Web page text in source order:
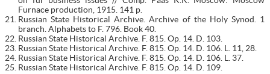
Furnace production, 1915. 141 p.
Russian State Historical Archive. Archive of the Holy Synod. 1
branch. Alphabets to F. 796. Book 40.
Russian State Historical Archive. F. 815. Op. 14. D. 103.
Russian State Historical Archive. F. 815. Op. 14. D. 106. L. 11, 28.
Russian State Historical Archive. F. 815. Op. 14. D. 106. L. 37.
Russian State Historical Archive. F. 815. Op. 14. D. 109.